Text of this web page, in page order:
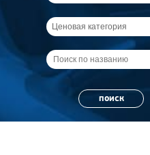
Ценовая категория